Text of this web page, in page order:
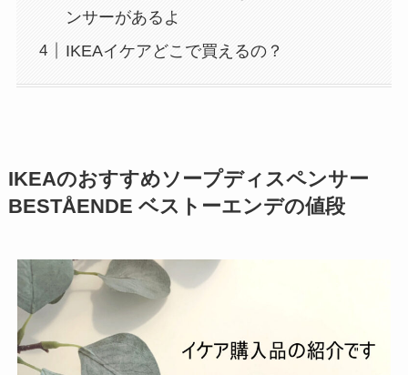
ンサーがあるよ
IKEAイケアどこで買えるの？
IKEAのおすすめソープディスペンサー
BESTÅENDE ベストーエンデの値段